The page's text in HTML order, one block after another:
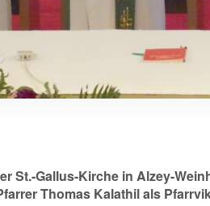
St.-Gallus-Kirche in Alzey-
Thomas Kalathil als